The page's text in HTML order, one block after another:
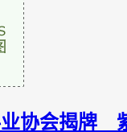
协会揭牌